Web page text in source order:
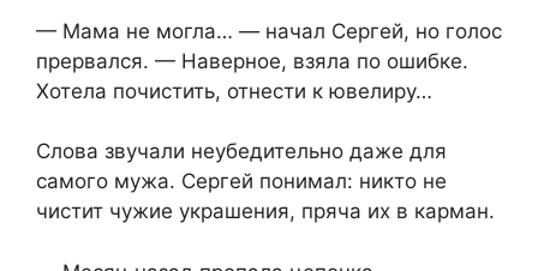
— Мама не могла… — начал Сергей, но голос
прервался. — Наверное, взяла по ошибке.
Хотела почистить, отнести к ювелиру…
Слова звучали неубедительно даже для
самого мужа. Сергей понимал: никто не
чистит чужие украшения, пряча их в карман.